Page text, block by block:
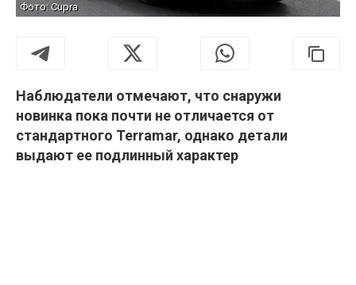
Фото: Cupra
Наблюдатели отмечают, что снаружи
новинка пока почти не отличается от
стандартного Terramar, однако детали
выдают ее подлинный характер